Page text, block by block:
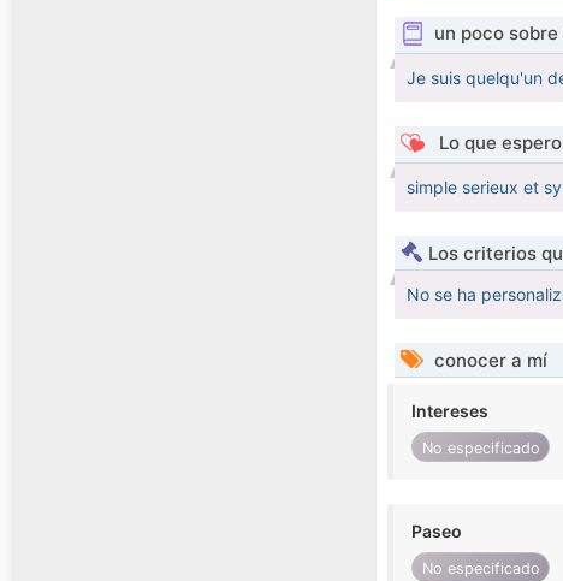
un poco sobre
Je suis quelqu'un
Lo que
simple serieux et
Los criterios
No se ha
conocer a mí
Intereses
No especificado
Paseo
No especificado